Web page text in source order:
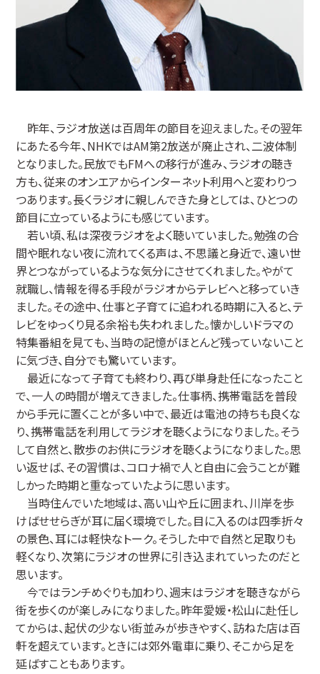
昨年、ラジオ放送は百周年の節目を迎えました。その翌年
にあたる今年、NHKではAM第2放送が廃止され、二波体制
となりました。民放でもFMへの移行が進み、ラジオの聴き
方も、従来のオンエアからインターネット利用へと変わりつ
つあります。長くラジオに親しんできた身としては、ひとつの
節目に立っているようにも感じています。
若い頃、私は深夜ラジオをよく聴いていました。勉強の合
間や眠れない夜に流れてくる声は、不思議と身近で、遠い世
界とつながっているような気分にさせてくれました。やがて
就職し、情報を得る手段がラジオからテレビへと移っていき
ました。その途中、仕事と子育てに追われる時期に入ると、テ
レビをゆっくり見る余裕も失われました。懐かしいドラマの
特集番組を見ても、当時の記憶がほとんど残っていないこと
に気づき、自分でも驚いています。
最近になって子育ても終わり、再び単身赴任になったこと
で、一人の時間が増えてきました。仕事柄、携帯電話を普段
から手元に置くことが多い中で、最近は電池の持ちも良くな
り、携帯電話を利用してラジオを聴くようになりました。そう
して自然と、散歩のお供にラジオを聴くようになりました。思
い返せば、その習慣は、コロナ禍で人と自由に会うことが難
しかった時期と重なっていたように思います。
当時住んでいた地域は、高い山や丘に囲まれ、川岸を歩
けばせせらぎが耳に届く環境でした。目に入るのは四季折々
の景色、耳には軽快なトーク。そうした中で自然と足取りも
軽くなり、次第にラジオの世界に引き込まれていったのだと
思います。
今ではランチめぐりも加わり、週末はラジオを聴きながら
街を歩くのが楽しみになりました。昨年愛媛・松山に赴任し
てからは、起伏の少ない街並みが歩きやすく、訪ねた店は百
軒を超えています。ときには郊外電車に乗り、そこから足を
延ばすこともあります。